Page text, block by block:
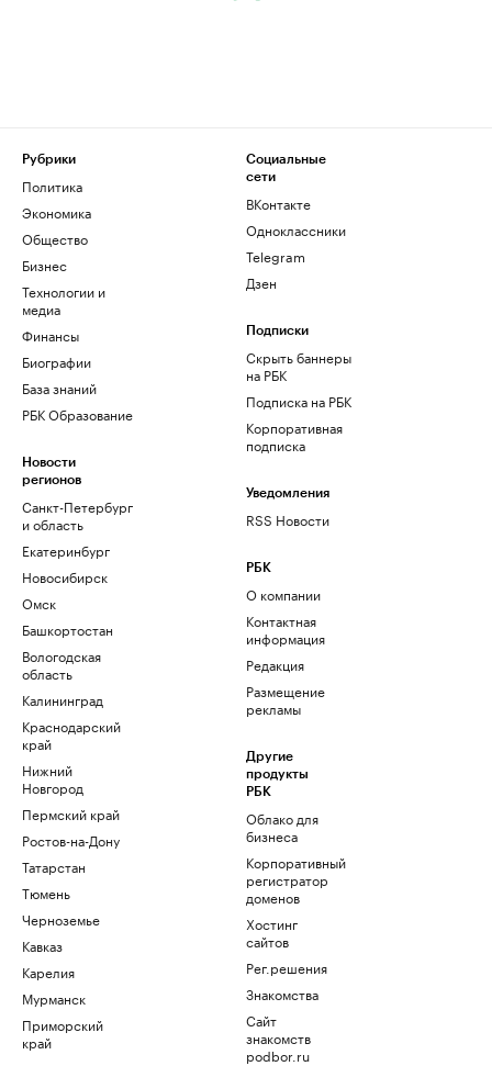
Рубрики
Политика
Экономика
Общество
Бизнес
Технологии и
медиа
Финансы
Биографии
База знаний
РБК Образование
Новости
регионов
Санкт-Петербург
и область
Екатеринбург
Новосибирск
Омск
Башкортостан
Вологодская
область
Калининград
Краснодарский
край
Нижний
Новгород
Пермский край
Ростов-на-Дону
Татарстан
Тюмень
Черноземье
Кавказ
Карелия
Мурманск
Приморский
край
Социальные
сети
ВКонтакте
Одноклассники
Telegram
Дзен
Подписки
Скрыть баннеры
на РБК
Подписка на РБК
Корпоративная
подписка
Уведомления
RSS Новости
РБК
О компании
Контактная
информация
Редакция
Размещение
рекламы
Другие
продукты
РБК
Облако для
бизнеса
Корпоративный
регистратор
доменов
Хостинг
сайтов
Рег.решения
Знакомства
Сайт
знакомств
podbor.ru